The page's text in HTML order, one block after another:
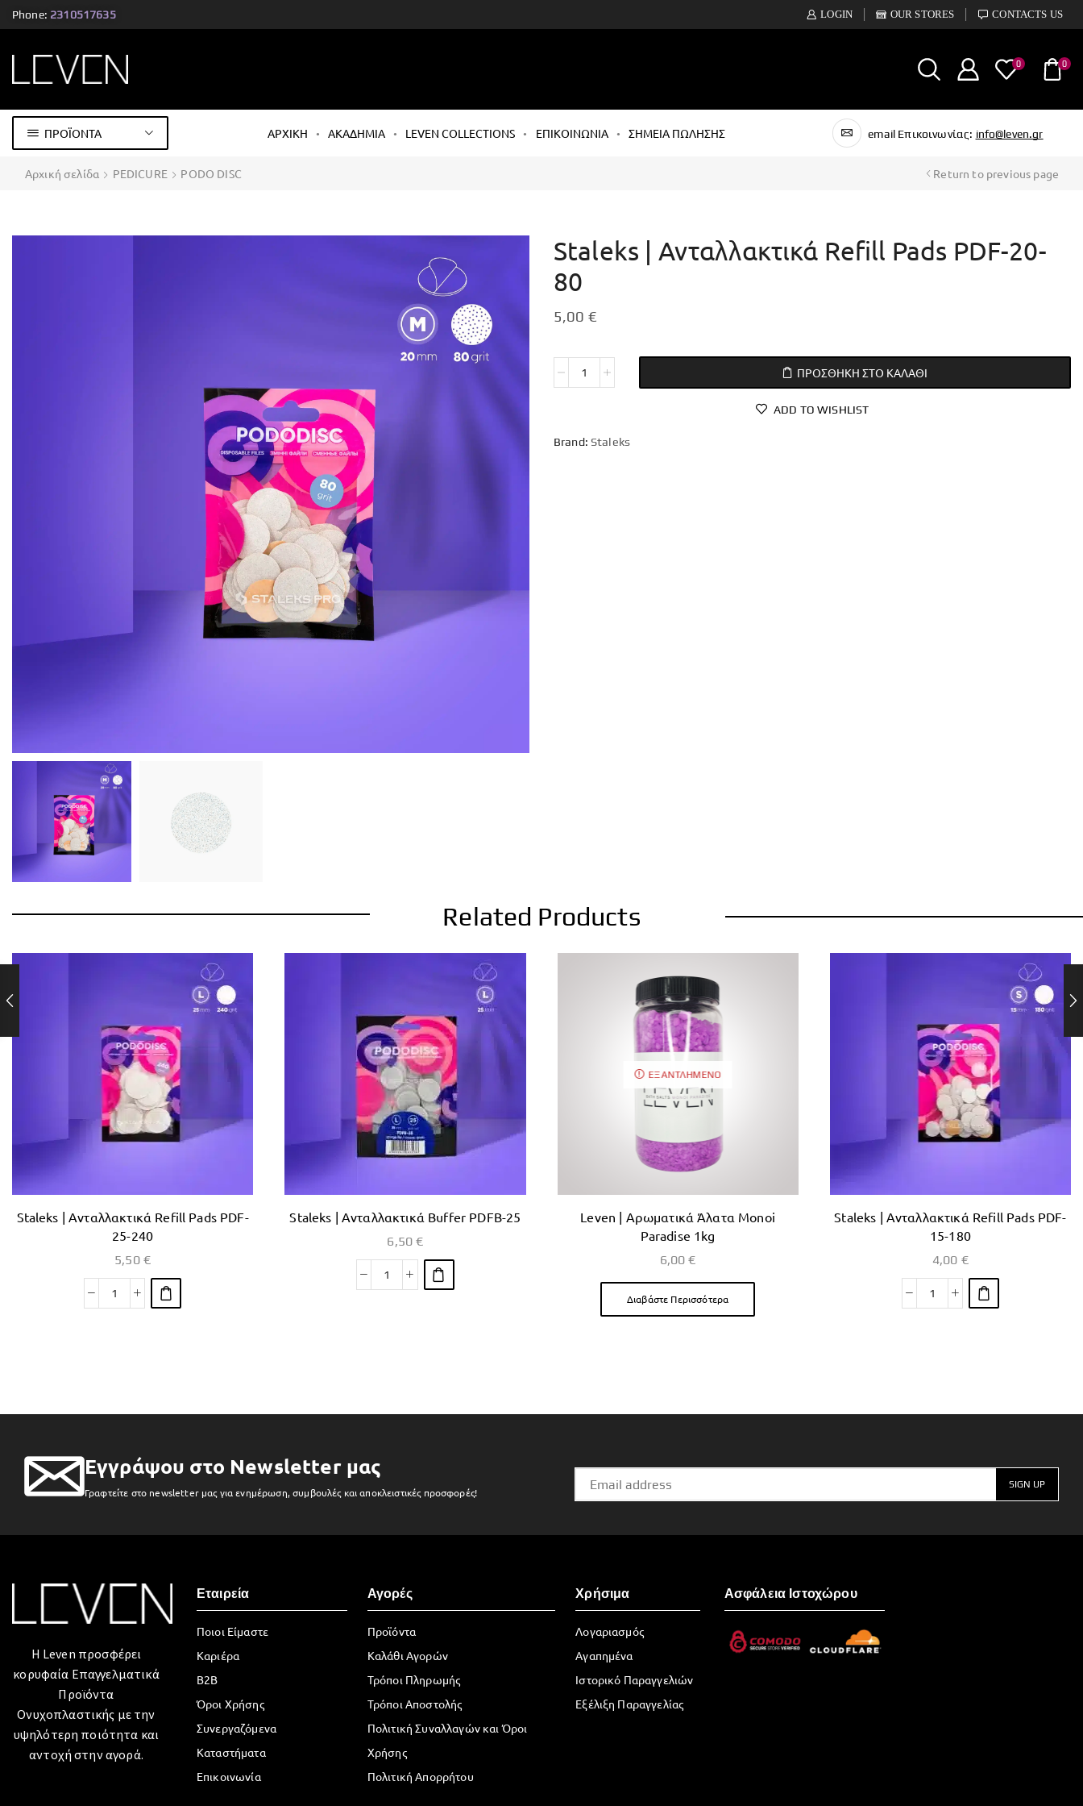
Phone: 2310517635 LOGIN OUR STORES CONTACTS US
0 0
ΠΡΟΪΟΝΤΑ ΑΡΧΙΚΗ ΑΚΑΔΗΜΙΑ LEVEN COLLECTIONS ΕΠΙΚΟΙΝΩΝΙΑ ΣΗΜΕΙΑ ΠΩΛΗΣΗΣ email Επικοινωνίας: info@leven.gr
Αρχική σελίδα PEDICURE PODO DISC Return to previous page
Staleks | Ανταλλακτικά Refill Pads PDF-20-
80
5,00 €
ΠΡΟΣΘΉΚΗ ΣΤΟ ΚΑΛΆΘΙ
ADD TO WISHLIST
Brand: Staleks
Related Products
Staleks | Ανταλλακτικά Refill Pads PDF-
25-240
5,50 €
Staleks | Ανταλλακτικά Buffer PDFB-25
6,50€
ΕΞΑΝΤΛΗΜΈΝΟ
Leven | Αρωματικά Άλατα Monoi
Paradise 1kg
6,00€
Διαβάστε Περισσότερα
Staleks | Ανταλλακτικά Refill Pads PDF-
15-180
4,00 €
Εγγράψου στο Newsletter μας
Γραφτείτε στο newsletter μας για ενημέρωση, συμβουλές και αποκλειστικές προσφορές!
Η Leven προσφέρει
κορυφαία Επαγγελματικά
Προϊόντα
Ονυχοπλαστικής με την
υψηλότερη ποιότητα και
αντοχή στην αγορά.
Εταιρεία
Ποιοι Είμαστε
Καριέρα
B2B
Όροι Χρήσης
Συνεργαζόμενα
Καταστήματα
Επικοινωνία
Αγορές
Προϊόντα
Καλάθι Αγορών
Τρόποι Πληρωμής
Τρόποι Αποστολής
Πολιτική Συναλλαγών και Όροι
Χρήσης
Πολιτική Απορρήτου
Χρήσιμα
Λογαριασμός
Αγαπημένα
Ιστορικό Παραγγελιών
Εξέλιξη Παραγγελίας
Ασφάλεια Ιστοχώρου